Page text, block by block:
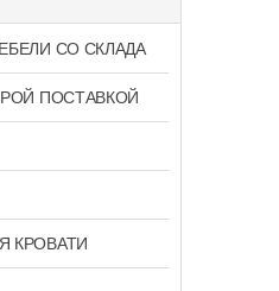
СО СКЛАДА
ПОСТАВКОЙ
КРОВАТИ